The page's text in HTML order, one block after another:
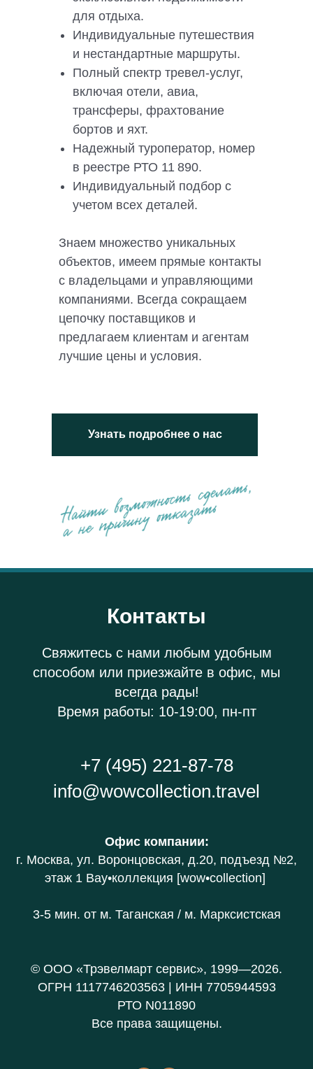
для отдыха.
Индивидуальные путешествия
и нестандартные маршруты.
Полный спектр тревел-услуг,
включая отели, авиа,
трансферы, фрахтование
бортов и яхт.
Надежный туроператор, номер
в реестре РТО 11 890.
Индивидуальный подбор с
учетом всех деталей.
Знаем множество уникальных
объектов, имеем прямые контакты
с владельцами и управляющими
компаниями. Всегда сокращаем
цепочку поставщиков и
предлагаем клиентам и агентам
лучшие цены и условия.
Узнать подробнее о нас
Контакты
Свяжитесь с нами любым удобным
способом или приезжайте в офис, мы
всегда рады!
Время работы: 10-19:00, пн-пт
+7 (495) 221-87-78
info@wowcollection.travel
Офис компании:
г. Москва, ул. Воронцовская, д.20, подъезд №2,
этаж 1 Вау•коллекция [wow•collection]
3-5 мин. от м. Таганская / м. Марксистская
© ООО «Трэвелмарт сервис», 1999—2026.
ОГРН 1117746203563 | ИНН 7705944593
РТО N011890
Все права защищены.